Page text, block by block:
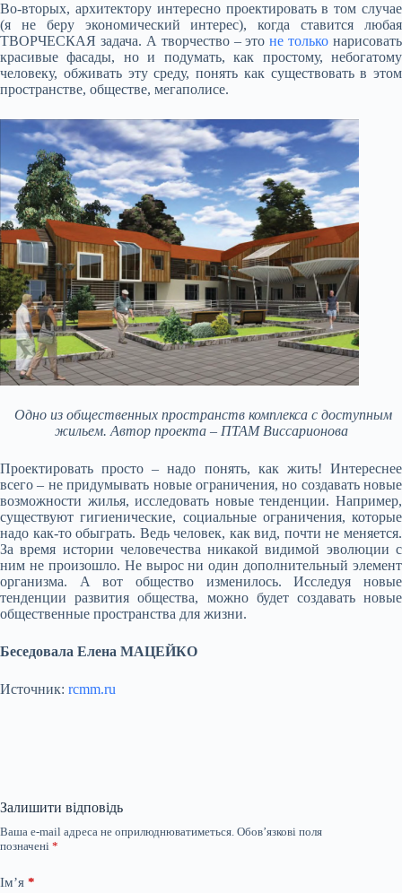
Во-вторых, архитектору интересно проектировать в том случае
(я не беру экономический интерес), когда ставится любая
ТВОРЧЕСКАЯ задача. А творчество – этоне только нарисовать
красивые фасады, но и подумать, как простому, небогатому
человеку, обживать эту среду, понять как существовать в этом
пространстве, обществе, мегаполисе.
Одно из общественных пространств комплекса с доступным
жильем. Автор проекта – ПТАМ Виссарионова
Проектировать просто – надо понять, как жить! Интереснее
всего – не придумывать новые ограничения, но создавать новые
возможности жилья, исследовать новые тенденции. Например,
существуют гигиенические, социальные ограничения, которые
надо как-то обыграть. Ведь человек, как вид, почти не меняется.
За время истории человечества никакой видимой эволюции с
ним не произошло. Не вырос ни один дополнительный элемент
организма. А вот общество изменилось. Исследуя новые
тенденции развития общества, можно будет создавать новые
общественные пространства для жизни.
Беседовала Елена МАЦЕЙКО
Источник: rcmm.ru
Залишити відповідь
Ваша e-mail адреса не оприлюднюватиметься. Обов’язкові поля
позначені *
Ім’я *